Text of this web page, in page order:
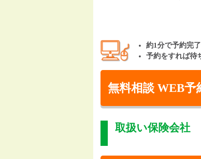
約1分で予約完了
予約をすれば待
無料相談 WEB予
取扱い保険会社